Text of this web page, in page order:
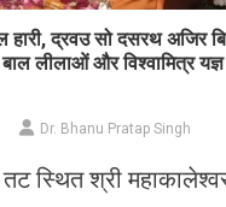
द्रवउ सो दसरथ अजिर
बाल लीलाओं और विश्वामित्र
Dr. Bhanu Pratap Singh
स्थित श्री